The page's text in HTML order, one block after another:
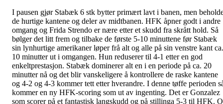
I pausen gjør Stabæk 6 stk bytter primært lavt i banen, men
de hurtige kantene og deler av midtbanen. HFK åpner godt i andre
omgang og Frida Strendo er nære etter et skudd fra skrått hold. Så
bølger det litt frem og tilbake de første 5-10 minuttene før Stabæk
sin lynhurtige amerikaner løper frå alt og alle på sin venstre kant ca.
10 minutter ut i omgangen. Hun reduserer til 4-1 etter en god
enkeltprestasjon. Stabæk dominerer alt en i en periode på ca. 20
minutter nå og det blir vanskeligere å kontrollere de raske kantene
og 4-2 og 4-3 kommer tett etter hverandre. I denne tøffe perioden
kommer en ny HFK-scoring som ut av ingenting. Det er Gonzalez
som scorer på et fantastisk langskudd og på stillinga 5-3 til HFK.